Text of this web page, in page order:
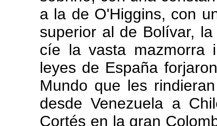
a la de O'Higgins, con
superior al de Bolívar,
cíe la vasta mazmorra
leyes de España
Mundo que les
desde Venezuela a
Cortés en la gran